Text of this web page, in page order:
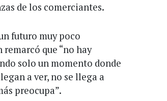
de los comerciantes.
futuro muy poco
que “no hay
solo un momento donde
a ver, no se llega a
preocupa”.